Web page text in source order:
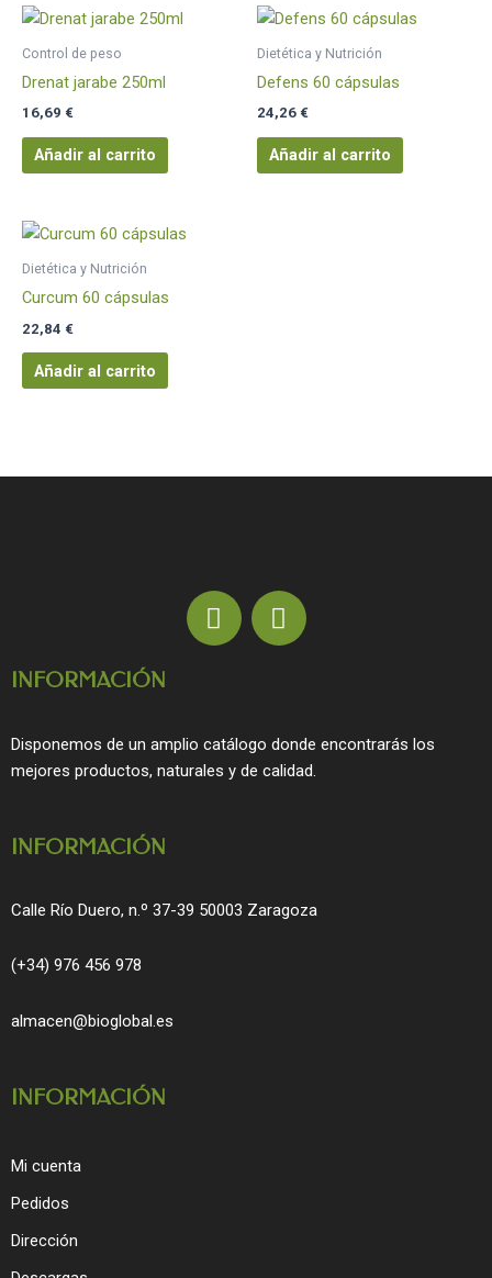
Control de peso
Drenat jarabe 250ml
16,69 €
Añadir al carrito
Dietética y Nutrición
Defens 60 cápsulas
24,26 €
Añadir al carrito
Dietética y Nutrición
Curcum 60 cápsulas
22,84 €
Añadir al carrito
F
a
o
o
I
n
g
r
INFORMACIÓN
Disponemos de un amplio catálogo donde encontrarás los
mejores productos, naturales y de calidad.
INFORMACIÓN
Calle Río Duero, n.º 37-39 50003 Zaragoza
(+34) 976 456 978
almacen@bioglobal.es
INFORMACIÓN
Mi cuenta
Pedidos
Dirección